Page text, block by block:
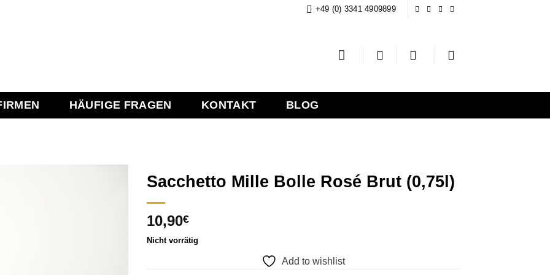
+49 (0) 3341 4909899
HÄUFIGE FRAGEN KONTAKT BLOG
Sacchetto Mille Bolle Rosé Brut (0,75l)
10,90€
Nicht vorrätig
Add to wishlist